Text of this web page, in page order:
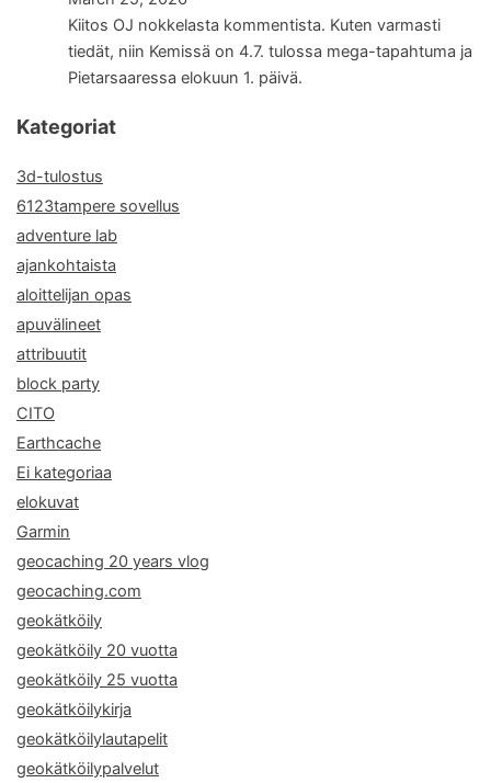
Kiitos OJ nokkelasta kommentista. Kuten varmasti
tiedät, niin Kemissä on 4.7. tulossa mega-tapahtuma ja
Pietarsaaressa elokuun 1. päivä.
Kategoriat
3d-tulostus
6123tampere sovellus
adventure lab
ajankohtaista
aloittelijan opas
apuvälineet
attribuutit
block party
CITO
Earthcache
Ei kategoriaa
elokuvat
Garmin
geocaching 20 years vlog
geocaching.com
geokätköily
geokätköily 20 vuotta
geokätköily 25 vuotta
geokätköilykirja
geokätköilylautapelit
geokätköilypalvelut